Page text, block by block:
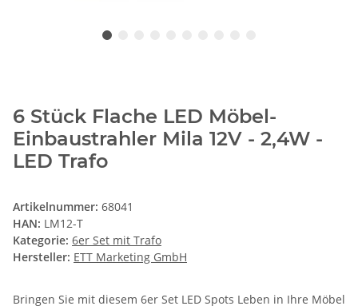
6 Stück Flache LED Möbel-
Einbaustrahler Mila 12V - 2,4W -
LED Trafo
Artikelnummer: 68041
HAN: LM12-T
Kategorie: 6er Set mit Trafo
Hersteller: ETT Marketing GmbH
Bringen Sie mit diesem 6er Set LED Spots Leben in Ihre Möbel